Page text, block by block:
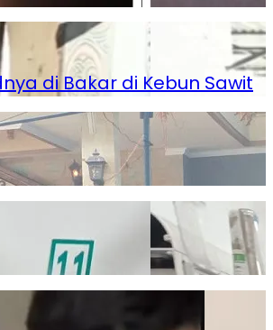
di Bakar di Kebun Sawit